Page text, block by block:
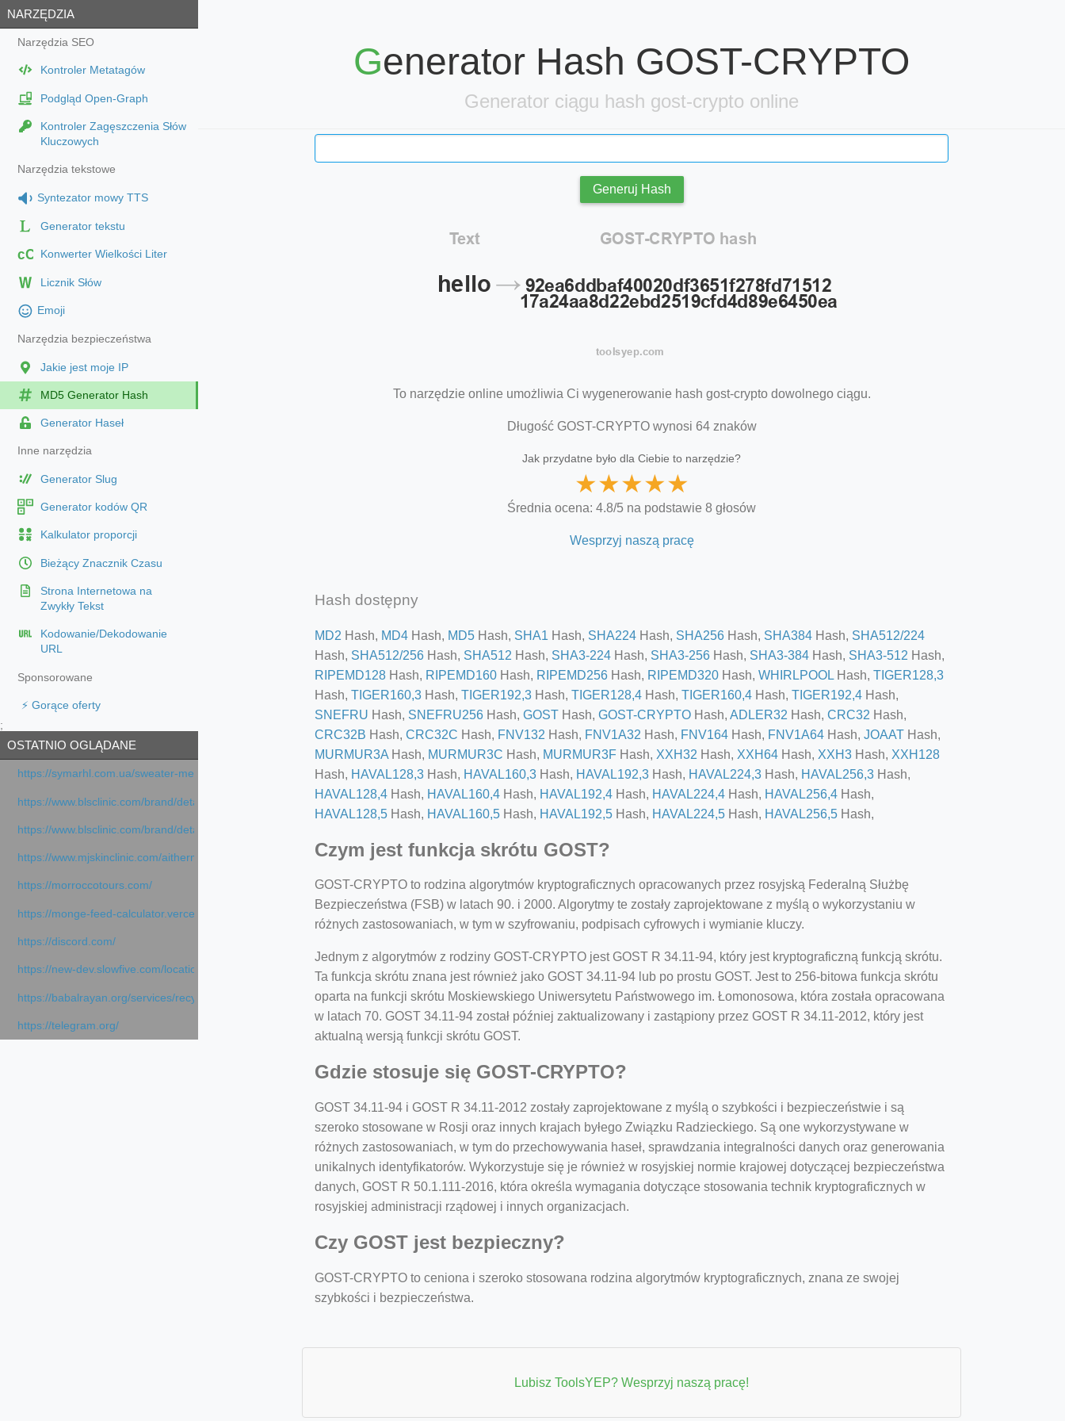
NARZĘDZIA
Narzędzia SEO
Kontroler Metatagów
Podgląd Open-Graph
Kontroler Zagęszczenia Słów
Kluczowych
Narzędzia tekstowe
Syntezator mowy TTS
Generator tekstu
cC Konwerter Wielkości Liter
Licznik Słów
Emoji
Narzędzia bezpieczeństwa
Jakie jest moje IP
MD5 Generator Hash
Generator Haseł
Inne narzędzia
Generator Slug
Generator kodów QR
Kalkulator proporcji
Bieżący Znacznik Czasu
Strona Internetowa na
Zwykły Tekst
Kodowanie/Dekodowanie
URL
Sponsorowane
⚡ Gorące oferty
;
OSTATNIO OGLĄDANE
https://symarhl.com.ua/sweater-merino-crew-neck-navy-blue/
https://www.blsclinic.com/brand/detail.php
https://www.blsclinic.com/brand/detail.php?c=1013&n=29306
https://www.mjskinclinic.com/aithermage
https://morroccotours.com/
https://monge-feed-calculator.vercel.app/feed-calculator
https://discord.com/
https://new-dev.slowfive.com/location/co-work?lat=37.49813&lng=127.0284&zoom=16
https://babalrayan.org/services/recycling-shredder-plant-equipment/scrap-shredder-fabrication
https://telegram.org/
Generator Hash GOST-CRYPTO
Generator ciągu hash gost-crypto online
Generuj Hash
To narzędzie online umożliwia Ci wygenerowanie hash gost-crypto dowolnego ciągu.
Długość GOST-CRYPTO wynosi 64 znaków
Jak przydatne było dla Ciebie to narzędzie?
★★★★★
Średnia ocena: 4.8/5 na podstawie 8 głosów
Wesprzyj naszą pracę
Hash dostępny
MD2 Hash, MD4 Hash, MD5 Hash, SHA1 Hash, SHA224 Hash, SHA256 Hash, SHA384 Hash, SHA512/224
Hash, SHA512/256 Hash, SHA512 Hash, SHA3-224 Hash, SHA3-256 Hash, SHA3-384 Hash, SHA3-512 Hash,
RIPEMD128 Hash, RIPEMD160 Hash, RIPEMD256 Hash, RIPEMD320 Hash, WHIRLPOOL Hash, TIGER128,3
Hash, TIGER160,3 Hash, TIGER192,3 Hash, TIGER128,4 Hash, TIGER160,4 Hash, TIGER192,4 Hash,
SNEFRU Hash, SNEFRU256 Hash, GOST Hash, GOST-CRYPTO Hash, ADLER32 Hash, CRC32 Hash,
CRC32B Hash, CRC32C Hash, FNV132 Hash, FNV1A32 Hash, FNV164 Hash, FNV1A64 Hash, JOAAT Hash,
MURMUR3A Hash, MURMUR3C Hash, MURMUR3F Hash, XXH32 Hash, XXH64 Hash, XXH3 Hash, XXH128
Hash, HAVAL128,3 Hash, HAVAL160,3 Hash, HAVAL192,3 Hash, HAVAL224,3 Hash, HAVAL256,3 Hash,
HAVAL128,4 Hash, HAVAL160,4 Hash, HAVAL192,4 Hash, HAVAL224,4 Hash, HAVAL256,4 Hash,
HAVAL128,5 Hash, HAVAL160,5 Hash, HAVAL192,5 Hash, HAVAL224,5 Hash, HAVAL256,5 Hash,
Czym jest funkcja skrótu GOST?
GOST-CRYPTO to rodzina algorytmów kryptograficznych opracowanych przez rosyjską Federalną Służbę
Bezpieczeństwa (FSB) w latach 90. i 2000. Algorytmy te zostały zaprojektowane z myślą o wykorzystaniu w
różnych zastosowaniach, w tym w szyfrowaniu, podpisach cyfrowych i wymianie kluczy.
Jednym z algorytmów z rodziny GOST-CRYPTO jest GOST R 34.11-94, który jest kryptograficzną funkcją skrótu.
Ta funkcja skrótu znana jest również jako GOST 34.11-94 lub po prostu GOST. Jest to 256-bitowa funkcja skrótu
oparta na funkcji skrótu Moskiewskiego Uniwersytetu Państwowego im. Łomonosowa, która została opracowana
w latach 70. GOST 34.11-94 został później zaktualizowany i zastąpiony przez GOST R 34.11-2012, który jest
aktualną wersją funkcji skrótu GOST.
Gdzie stosuje się GOST-CRYPTO?
GOST 34.11-94 i GOST R 34.11-2012 zostały zaprojektowane z myślą o szybkości i bezpieczeństwie i są
szeroko stosowane w Rosji oraz innych krajach byłego Związku Radzieckiego. Są one wykorzystywane w
różnych zastosowaniach, w tym do przechowywania haseł, sprawdzania integralności danych oraz generowania
unikalnych identyfikatorów. Wykorzystuje się je również w rosyjskiej normie krajowej dotyczącej bezpieczeństwa
danych, GOST R 50.1.111-2016, która określa wymagania dotyczące stosowania technik kryptograficznych w
rosyjskiej administracji rządowej i innych organizacjach.
Czy GOST jest bezpieczny?
GOST-CRYPTO to ceniona i szeroko stosowana rodzina algorytmów kryptograficznych, znana ze swojej
szybkości i bezpieczeństwa.
Lubisz ToolsYEP? Wesprzyj naszą pracę!